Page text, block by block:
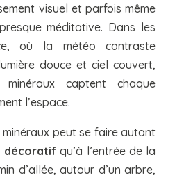
visuel et parfois même
méditative. Dans les
où la météo contraste
douce et ciel couvert,
captent chaque
l’espace.
minéraux peut se faire autant
décoratifqu’à l’entrée de la
d’allée, autour d’un arbre,